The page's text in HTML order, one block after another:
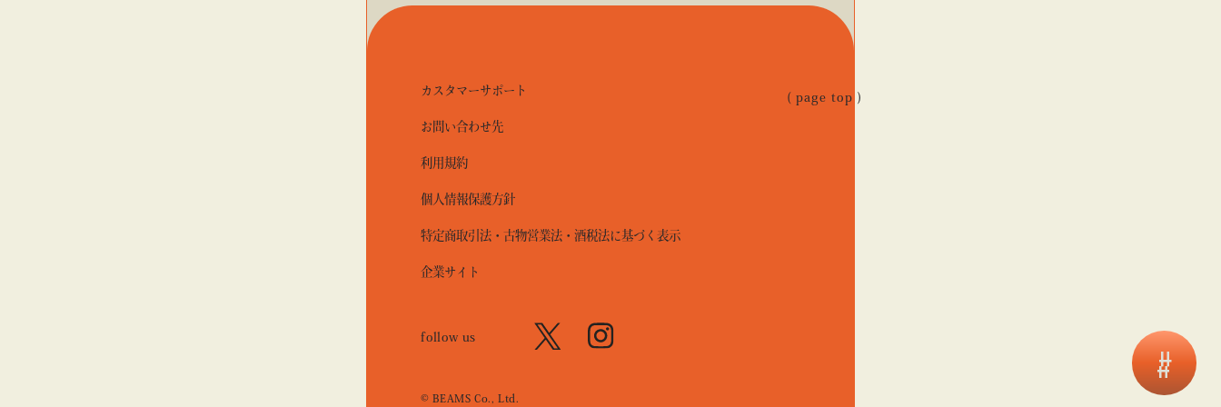
#
( page top )
カスタマーサポート
お問い合わせ先
利用規約
個人情報保護方針
特定商取引法・古物営業法・酒税法に基づく表示
企業サイト
follow us
© BEAMS Co., Ltd.